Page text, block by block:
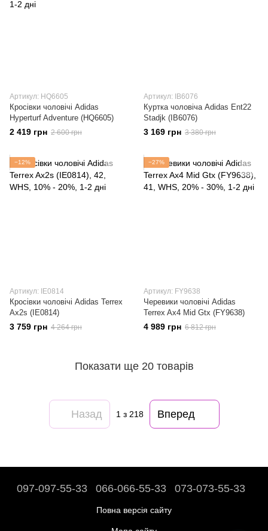
Артикул: HQ6605
Кросівки чоловічі Adidas
Hyperturf Adventure (HQ6605)
2 419 грн 2 600 грн
Артикул: IB6076
Куртка чоловіча Adidas Ent22
Stadjk (IB6076)
3 169 грн 3 380 грн
−12%
Артикул: IE0814
Кросівки чоловічі Adidas Terrex
Ax2s (IE0814)
3 759 грн 4 264 грн
−27%
Артикул: FY9638
Черевики чоловічі Adidas
Terrex Ax4 Mid Gtx (FY9638)
4 989 грн 6 812 грн
Показати ще 20 товарів
Назад 1 з 218 Вперед
097-097-55-33 066-066-55-33 073-073-55-33
Повна версія сайту